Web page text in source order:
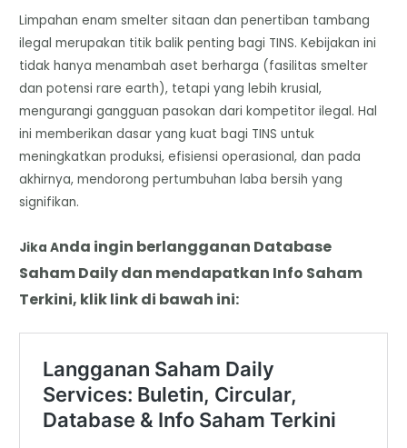
​Limpahan enam smelter sitaan dan penertiban tambang
ilegal merupakan titik balik penting bagi TINS. Kebijakan ini
tidak hanya menambah aset berharga (fasilitas smelter
dan potensi rare earth), tetapi yang lebih krusial,
mengurangi gangguan pasokan dari kompetitor ilegal. Hal
ini memberikan dasar yang kuat bagi TINS untuk
meningkatkan produksi, efisiensi operasional, dan pada
akhirnya, mendorong pertumbuhan laba bersih yang
signifikan.
Jika Anda ingin berlangganan Database
Saham Daily dan mendapatkan Info Saham
Terkini, klik link di bawah ini: